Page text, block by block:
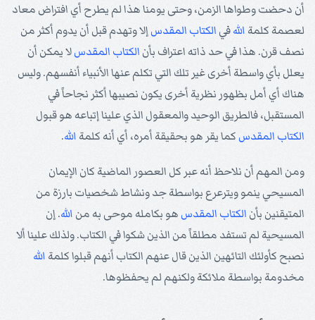
أن دحضت وطواها الزمن، وحتى يومنا هذا لم يطرح أي افتراض معاد
لعصمة كلمة اللهفي الكتاب المقدسإلا وتهدم قبل أن يدوم أكثر من
نصف قرن. هذا في حد ذاته اعتراف بأن الكتاب المقدسلا يمكن أن
يعلل بأي واسطة أخرى غير تلك التي تكلم عنها الأنبياء أنفسهم. وليس
هناك أي أمل بظهور نظرية أخرى يكون نصيبها أكثر نجاحاً في
المستقبل، فالطريق الوحيد والمعقول الذي علينا إتباعه هو قبول
الكتاب المقدس كما يقر هو بحقيقة أمره، أي أنه كلمة الله.
ومن المهم أن نلاحظ أنه عبر كل العصور الماضية كان الإيمان
المسيحي ينمو ويترعرع بواسطة جد ونشاط شخصيات بارزة من
المتيقنين بأن الكتاب المقدس هو بكامله موحى به من الله. إن
المسيحية لم تستفد مطلقاً من الذين شكوا في الكتاب. ولذلك علينا ألا
نصبح كأولئك التائهين الذين قال عنهم الكتاب أنهم قبلوا كلمة الله
مخدومة بواسطة ملائكة ولكنهم لم يحفظوها.